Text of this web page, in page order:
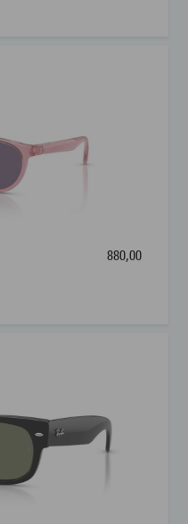
880,00